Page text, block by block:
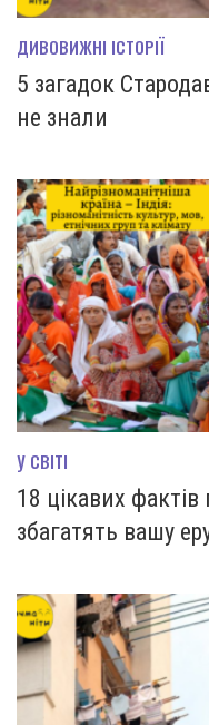
ДИВОВИЖНІ ІСТОРІЇ
5 загадок
не знали
У СВІТІ
18 цікавих фактів
збагатять вашу